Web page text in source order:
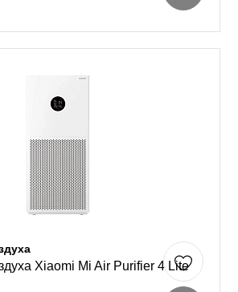
Xiaomi Mi Air Purifier 4 Lite